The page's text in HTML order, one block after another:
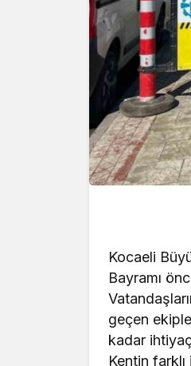
Kocaeli
Bayramı
geçen
kadar
Kentin